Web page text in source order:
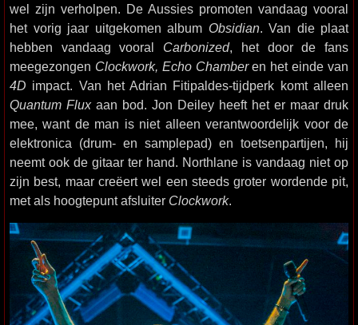
wel zijn verholpen. De Aussies promoten vandaag vooral
het vorig jaar uitgekomen album Obsidian. Van die plaat
hebben vandaag vooral Carbonized, het door de fans
meegezongen Clockwork, Echo Chamberen het einde van
4D impact. Van het Adrian Fitipaldes-tijdperk komt alleen
Quantum Fluxaan bod. Jon Deiley heeft het er maar druk
mee, want de man is niet alleen verantwoordelijk voor de
elektronica (drum- en samplepad) en toetsenpartijen, hij
neemt ook de gitaar ter hand. Northlane is vandaag niet op
zijn best, maar creëert wel een steeds groter wordende pit,
met als hoogtepunt afsluiter Clockwork.